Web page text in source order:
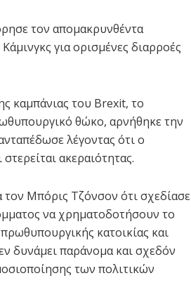
τον απομακρυνθέντα
για ορισμένες διαρροές
καμπάνιας του Brexit, το
θώκο, αρνήθηκε την
λέγοντας ότι ο
ακεραιότητας.
τον Μπόρις Τζόνσον ότι σχεδίασε
να χρηματοδοτήσουν το
κατοικίας και
δυνάμει παράνομα και σχεδόν
των πολιτικών